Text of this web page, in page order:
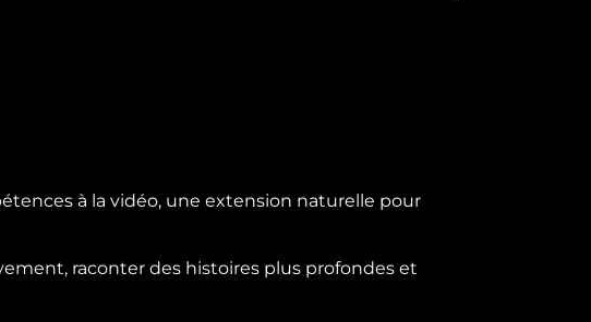
à la vidéo, une extension naturelle pour
raconter des histoires plus profondes et